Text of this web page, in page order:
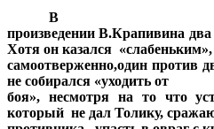
В
произведении В.Крапивина
Хотя он казался
самоотверженно,один против
не собирался «уходить от
боя», несмотря на то что
который не дал Толику,